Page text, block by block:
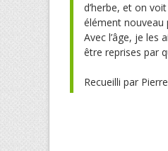
d’herbe, et on
élément nouveau
Avec l’âge, je les
être reprises par
Recueilli par